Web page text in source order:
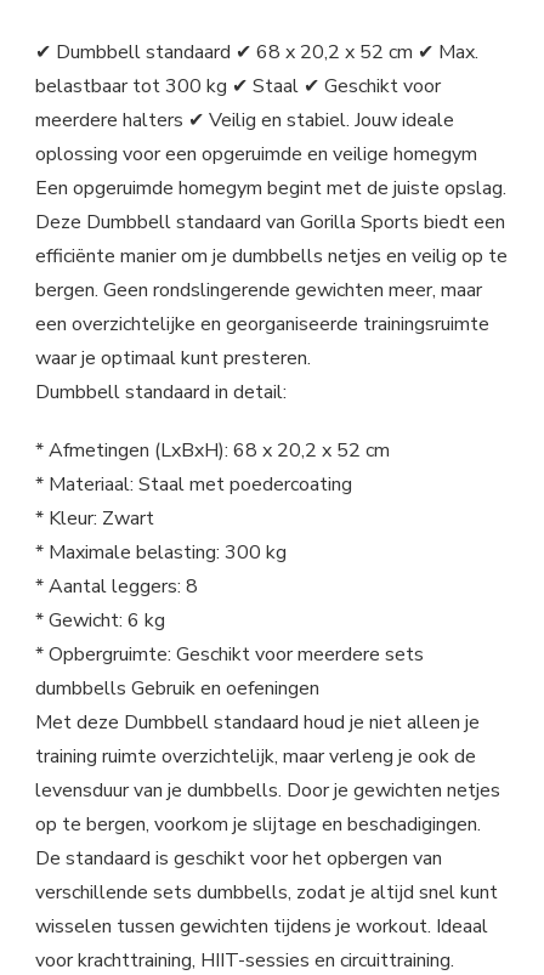
✔ Dumbbell standaard ✔ 68 x 20,2 x 52 cm ✔ Max.
belastbaar tot 300 kg ✔ Staal ✔ Geschikt voor
meerdere halters ✔ Veilig en stabiel. Jouw ideale
oplossing voor een opgeruimde en veilige homegym
Een opgeruimde homegym begint met de juiste opslag.
Deze Dumbbell standaard van Gorilla Sports biedt een
efficiënte manier om je dumbbells netjes en veilig op te
bergen. Geen rondslingerende gewichten meer, maar
een overzichtelijke en georganiseerde trainingsruimte
waar je optimaal kunt presteren.
Dumbbell standaard in detail:
* Afmetingen (LxBxH): 68 x 20,2 x 52 cm
* Materiaal: Staal met poedercoating
* Kleur: Zwart
* Maximale belasting: 300 kg
* Aantal leggers: 8
* Gewicht: 6 kg
* Opbergruimte: Geschikt voor meerdere sets
dumbbells Gebruik en oefeningen
Met deze Dumbbell standaard houd je niet alleen je
training ruimte overzichtelijk, maar verleng je ook de
levensduur van je dumbbells. Door je gewichten netjes
op te bergen, voorkom je slijtage en beschadigingen.
De standaard is geschikt voor het opbergen van
verschillende sets dumbbells, zodat je altijd snel kunt
wisselen tussen gewichten tijdens je workout. Ideaal
voor krachttraining, HIIT-sessies en circuittraining.